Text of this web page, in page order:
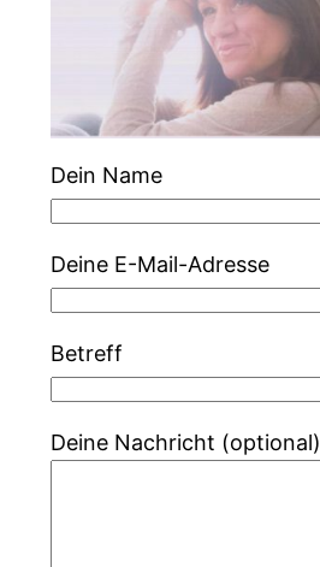
Dein Name
Deine E-Mail-Adresse
Betreff
Deine Nachricht (optional)